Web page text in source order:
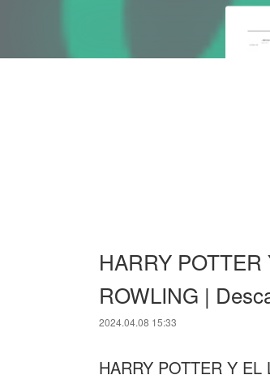
HARRY
ROWLING |
2024.04.08 15:33
HARRY POTTER Y